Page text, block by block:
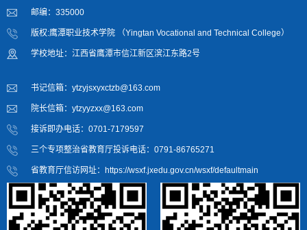
邮编：335000
版权:鹰潭职业技术学院 （Yingtan Vocational and Technical College）
学校地址：江西省鹰潭市信江新区滨江东路2号
书记信箱：ytzyjsxyxctzb@163.com
院长信箱：ytzyyzxx@163.com
接诉即办电话：0701-7179597
三个专项整治省教育厅投诉电话：0791-86765271
省教育厅信访网址：https://wsxf.jxedu.gov.cn/wsxf/defaultmain